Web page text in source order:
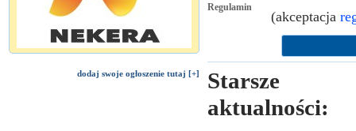
dodaj swoje ogłoszenie tutaj [+]
Regulamin
(akceptacja
Starsze
aktualności: